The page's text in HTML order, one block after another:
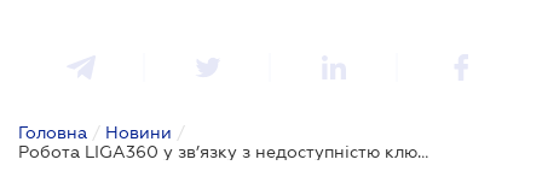
Головна / Новини /
Робота LІGA360 у зв’язку з недоступністю ключових державних реєстрів